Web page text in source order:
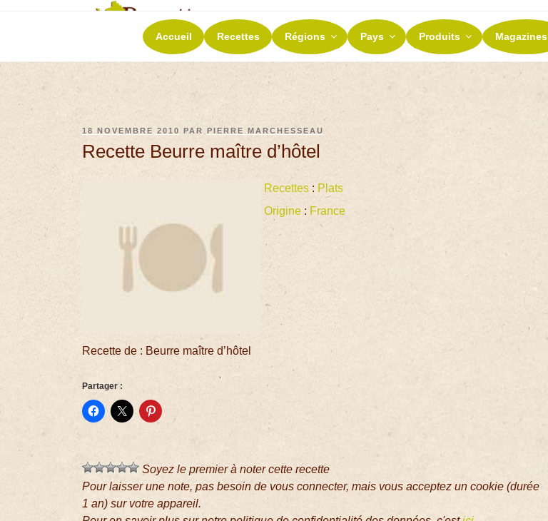
RECETTES ET TERROIRS
La richesse de nos terroirs
Accueil Recettes Régions Pays Produits Magazines
18 NOVEMBRE 2010 PARPIERRE MARCHESSEAU
Recette Beurre maître d’hôtel
Recettes : Plats
Origine : France
Recette de : Beurre maître d’hôtel
Partager :
Soyez le premier à noter cette recette
Pour laisser une note, pas besoin de vous connecter, mais vous acceptez un cookie (durée
1 an) sur votre appareil.